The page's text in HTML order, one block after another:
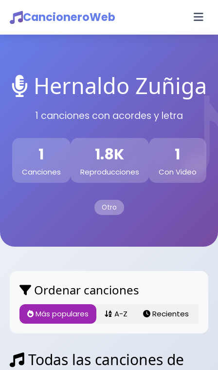
CancioneroWeb
Hernaldo Zuñiga
1 canciones con acordes y letra
1
Canciones
1.8K
Reproducciones
1
Con Video
Otro
Ordenar canciones
Más populares A-Z Recientes
Todas las canciones de